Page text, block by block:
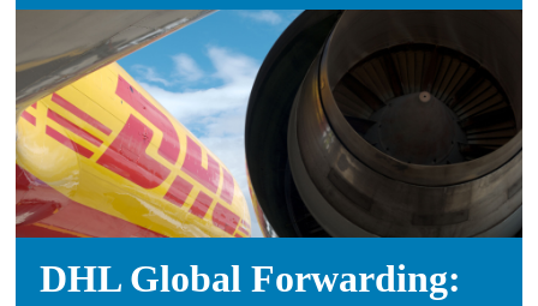
DHL Global Forwarding: